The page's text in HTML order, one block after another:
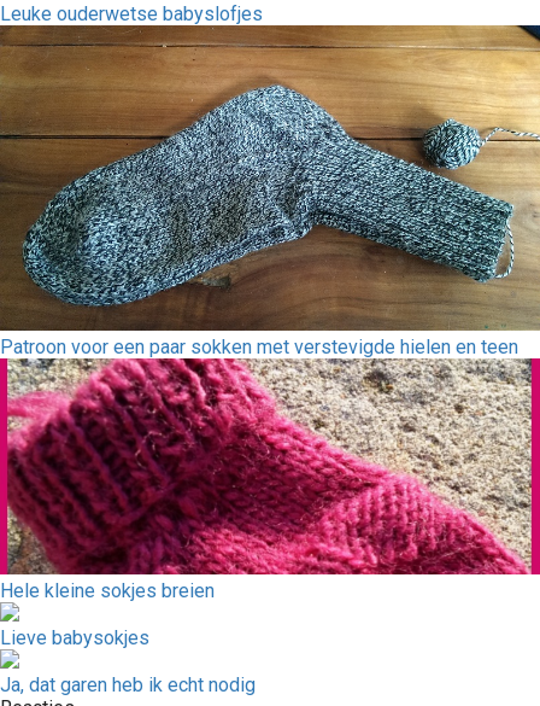
Leuke ouderwetse babyslofjes
Patroon voor een paar sokken met verstevigde hielen en teen
Hele kleine sokjes breien
Lieve babysokjes
Ja, dat garen heb ik echt nodig